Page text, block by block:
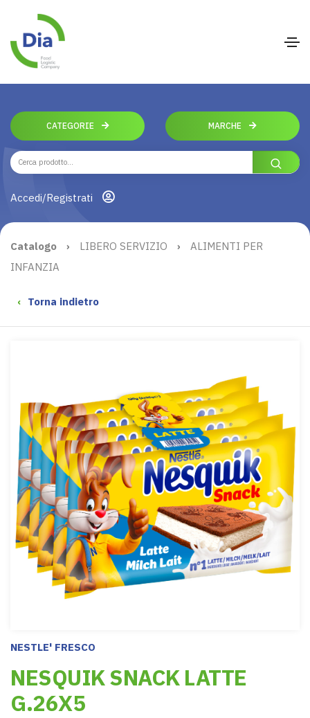
CATEGORIE MARCHE
Accedi/Registrati
Catalogo › LIBERO SERVIZIO ›
ALIMENTI PER
INFANZIA
‹ Torna indietro
NESTLE' FRESCO
NESQUIK SNACK LATTE
G.26X5